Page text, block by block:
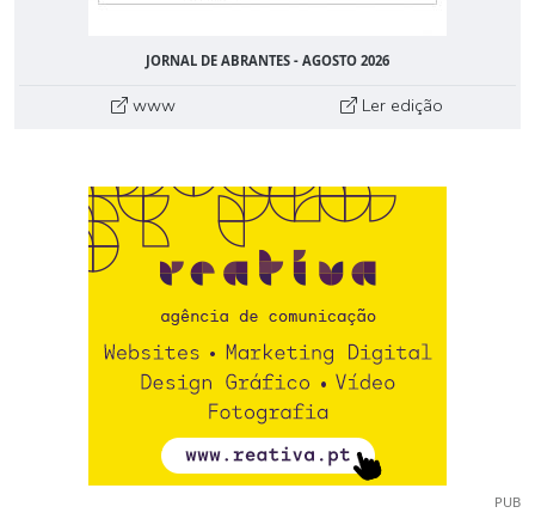
JORNAL DE ABRANTES - AGOSTO 2026
www Ler edição
PUB